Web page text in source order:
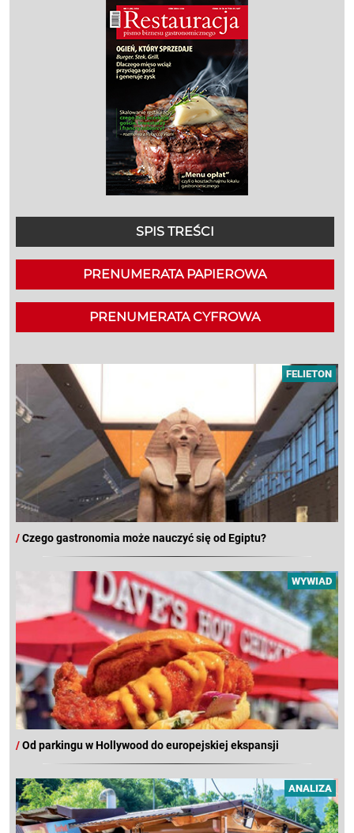
SPIS TREŚCI
PRENUMERATA PAPIEROWA
PRENUMERATA CYFROWA
FELIETON
/Czego gastronomia może nauczyć się od Egiptu?
WYWIAD
/Od parkingu w Hollywood do europejskiej ekspansji
ANALIZA